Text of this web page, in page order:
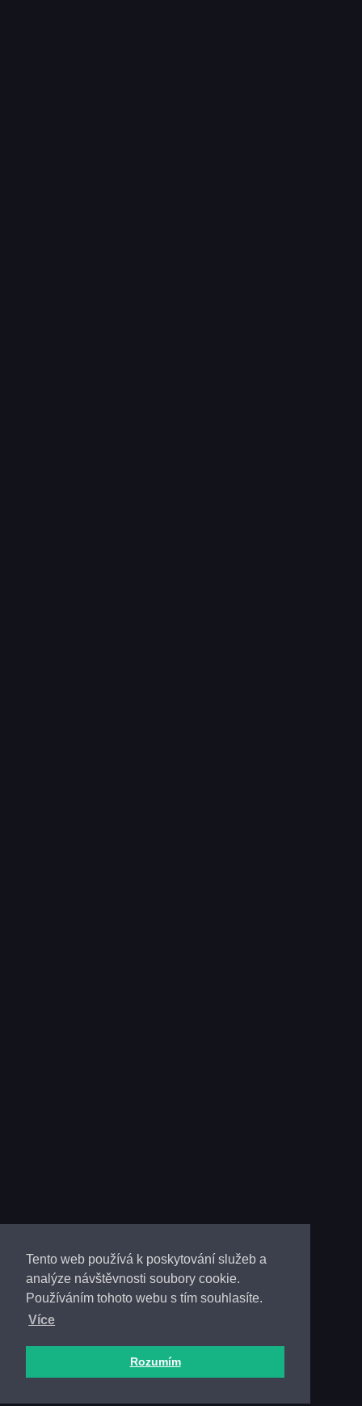
Tento web používá k poskytování služeb a
analýze návštěvnosti soubory cookie.
Používáním tohoto webu s tím souhlasíte.
Více
Rozumím